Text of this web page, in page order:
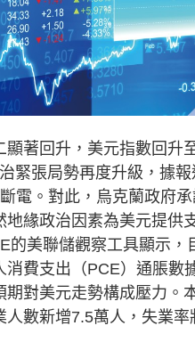
回升，美元指數回升
緊張局勢再度升級，據
電。對此，烏克蘭政府
地緣政治因素為美元提供
的美聯儲觀察工具顯示
消費支出（PCE）通脹數
期對美元走勢構成壓力。
人數新增7.5萬人，失業率